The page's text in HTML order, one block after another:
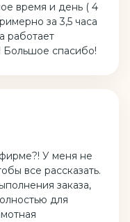
время и день ( 4
за 3,5 часа
работает
Большое спасибо!
У меня не
все рассказать.
заказа,
для